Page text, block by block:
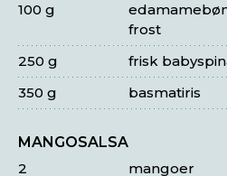
frost
100 g
frisk
250 g
basmatiris
350 g
MANGOSALSA
mangoer
2